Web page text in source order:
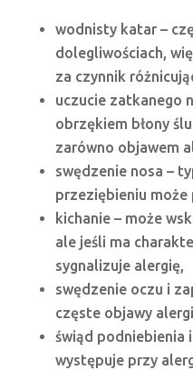
wodnisty katar –
dolegliwościach,
za czynnik
uczucie zatkanego
obrzękiem błony
zarówno objawem
swędzenie nosa –
przeziębieniu może
kichanie – może
ale jeśli ma
sygnalizuje alergię,
swędzenie oczu i
częste objawy
świąd podniebienia
występuje przy